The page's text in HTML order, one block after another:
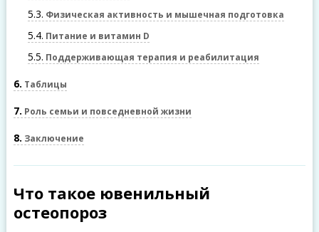
5.3 Физическая активность и мышечная подготовка
5.4 Питание и витамин D
5.5 Поддерживающая терапия и реабилитация
6 Таблицы
7 Роль семьи и повседневной жизни
8 Заключение
Что такое ювенильный
остеопороз